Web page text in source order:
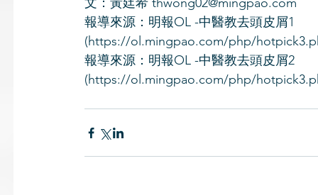
報導來源：明報OL -中醫教去頭皮屑1
(https://ol.mingpao.com/php/
報導來源：明報OL -中醫教去頭皮屑2
(https://ol.mingpao.com/php/